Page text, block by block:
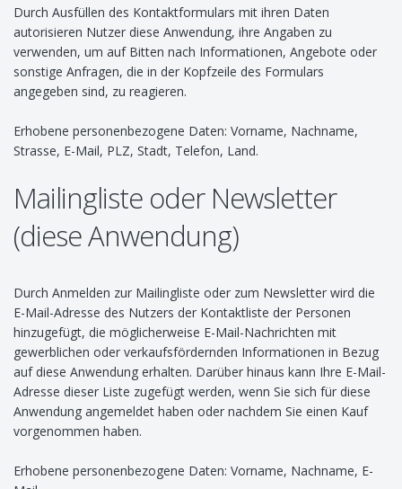
Durch Ausfüllen des Kontaktformulars mit ihren Daten
autorisieren Nutzer diese Anwendung, ihre Angaben zu
verwenden, um auf Bitten nach Informationen, Angebote oder
sonstige Anfragen, die in der Kopfzeile des Formulars
angegeben sind, zu reagieren.
Erhobene personenbezogene Daten: Vorname, Nachname,
Strasse, E-Mail, PLZ, Stadt, Telefon, Land.
Mailingliste oder Newsletter
(diese Anwendung)
Durch Anmelden zur Mailingliste oder zum Newsletter wird die
E-Mail-Adresse des Nutzers der Kontaktliste der Personen
hinzugefügt, die möglicherweise E-Mail-Nachrichten mit
gewerblichen oder verkaufsfördernden Informationen in Bezug
auf diese Anwendung erhalten. Darüber hinaus kann Ihre E-Mail-
Adresse dieser Liste zugefügt werden, wenn Sie sich für diese
Anwendung angemeldet haben oder nachdem Sie einen Kauf
vorgenommen haben.
Erhobene personenbezogene Daten: Vorname, Nachname, E-